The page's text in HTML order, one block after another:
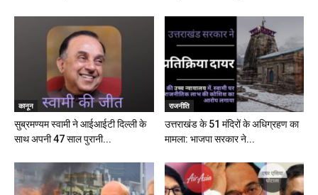
कानून
सुब्रमण्यम स्वामी ने आईआईटी दिल्ली के
साथ अपनी 47 साल पुरानी...
राजनीति
उत्तराखंड के 51 मंदिरों के अधिग्रहण का
मामला: भाजपा सरकार ने...